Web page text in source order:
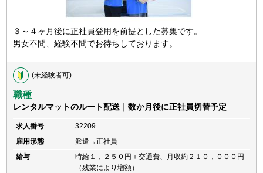
３～４ヶ月後に正社員登用を前提とした募集です。
男女不問、経験不問でお待ちしております。
(未経験者可)
職種
レンタルマットのルート配送｜数か月後に正社員切替予定
求人番号
32209
雇用形態
派遣→正社員
給与
時給１，２５０円＋交通費、月収約２１０，０００円
（残業により増額）